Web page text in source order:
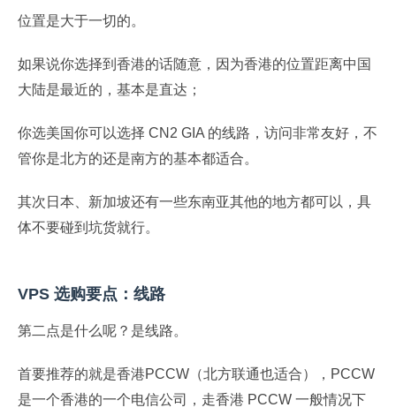
位置是大于一切的。
如果说你选择到香港的话随意，因为香港的位置距离中国
大陆是最近的，基本是直达；
你选美国你可以选择 CN2 GIA 的线路，访问非常友好，不
管你是北方的还是南方的基本都适合。
其次日本、新加坡还有一些东南亚其他的地方都可以，具
体不要碰到坑货就行。
VPS 选购要点：线路
第二点是什么呢？是线路。
首要推荐的就是香港PCCW（北方联通也适合），PCCW
是一个香港的一个电信公司，走香港 PCCW 一般情况下